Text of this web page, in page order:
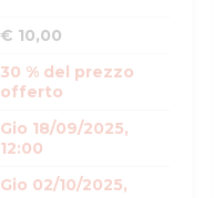
€ 10,00
30 % del prezzo
offerto
Gio 18/09/2025,
12:00
Gio 02/10/2025,